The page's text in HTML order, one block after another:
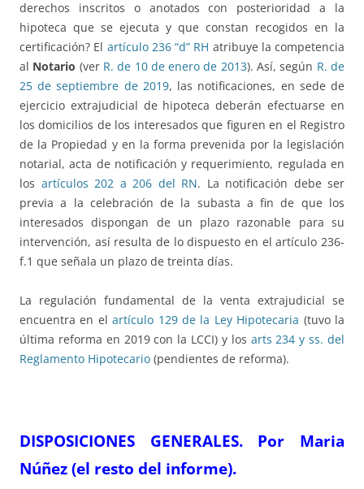
derechos inscritos o anotados con posterioridad a la
hipoteca que se ejecuta y que constan recogidos en la
certificación? El artículo 236 “d” RH atribuye la competencia
al Notario (ver R. de 10 de enero de 2013). Así, según R. de
25 de septiembre de 2019, las notificaciones, en sede de
ejercicio extrajudicial de hipoteca deberán efectuarse en
los domicilios de los interesados que figuren en el Registro
de la Propiedad y en la forma prevenida por la legislación
notarial, acta de notificación y requerimiento, regulada en
los artículos 202 a 206 del RN. La notificación debe ser
previa a la celebración de la subasta a fin de que los
interesados dispongan de un plazo razonable para su
intervención, así resulta de lo dispuesto en el artículo 236-
f.1 que señala un plazo de treinta días.
La regulación fundamental de la venta extrajudicial se
encuentra en elartículo 129 de la Ley Hipotecaria (tuvo la
última reforma en 2019 con la LCCI) y los arts 234 y ss. del
Reglamento Hipotecario (pendientes de reforma).
DISPOSICIONES GENERALES. Por Maria
Núñez (el resto del informe).